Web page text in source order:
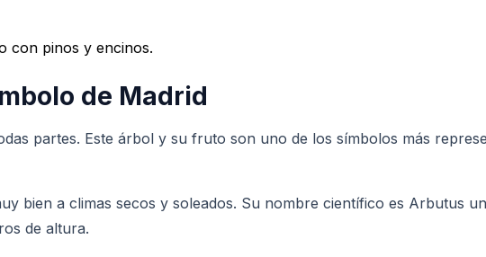
con pinos y encinos.
de Madrid
partes. Este árbol y su fruto son uno de los símbolos más
bien a climas secos y soleados. Su nombre científico es Arbutus
de altura.